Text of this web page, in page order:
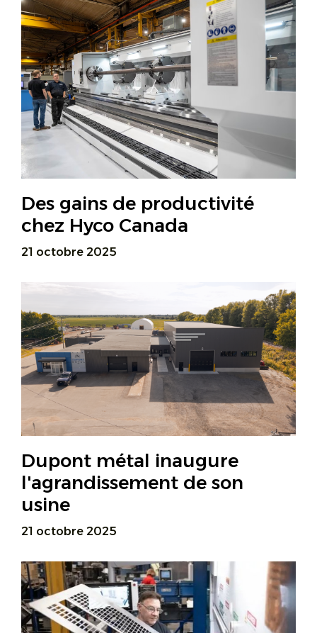
Des gains de productivité
chez Hyco Canada
21 octobre 2025
Dupont métal inaugure
l'agrandissement de son
usine
21 octobre 2025